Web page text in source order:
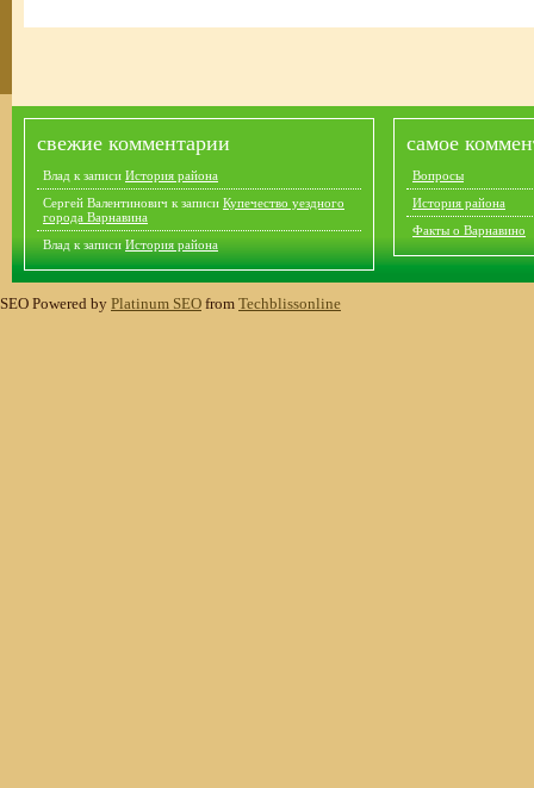
свежие комментарии
Влад к записи История района
Сергей Валентинович к записи Купечество уездного
города Варнавина
Влад к записи История района
самое
Вопросы
История района
Факты о Варнавино
SEO Powered by Platinum SEO from Techblissonline